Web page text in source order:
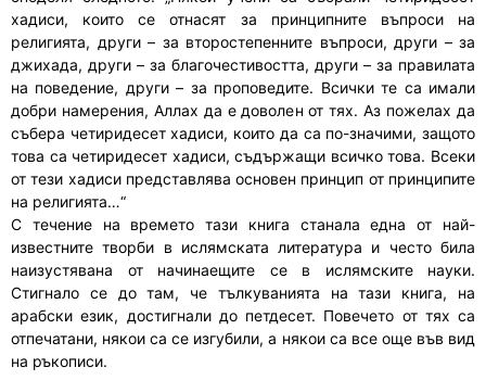
хадиси, които се отнасят за принципните въпроси на
религията, други – за второстепенните въпроси, други – за
джихада, други – за благочестивостта, други – за правилата
на поведение, други – за проповедите. Всички те са имали
добри намерения, Аллах да е доволен от тях. Аз пожелах да
събера четиридесет хадиси, които да са по-значими, защото
това са четиридесет хадиси, съдържащи всичко това. Всеки
от тези хадиси представлява основен принцип от принципите
на религията…“
С течение на времето тази книга станала една от най-
известните творби в ислямската литература и често била
наизустявана от начинаещите се в ислямските науки.
Стигнало се до там, че тълкуванията на тази книга, на
арабски език, достигнали до петдесет. Повечето от тях са
отпечатани, някои са се изгубили, а някои са все още във вид
на ръкописи.